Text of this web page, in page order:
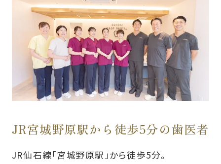
JR宮城野原駅から徒歩5分の歯医者
JR仙石線「宮城野原駅」から徒歩5分。